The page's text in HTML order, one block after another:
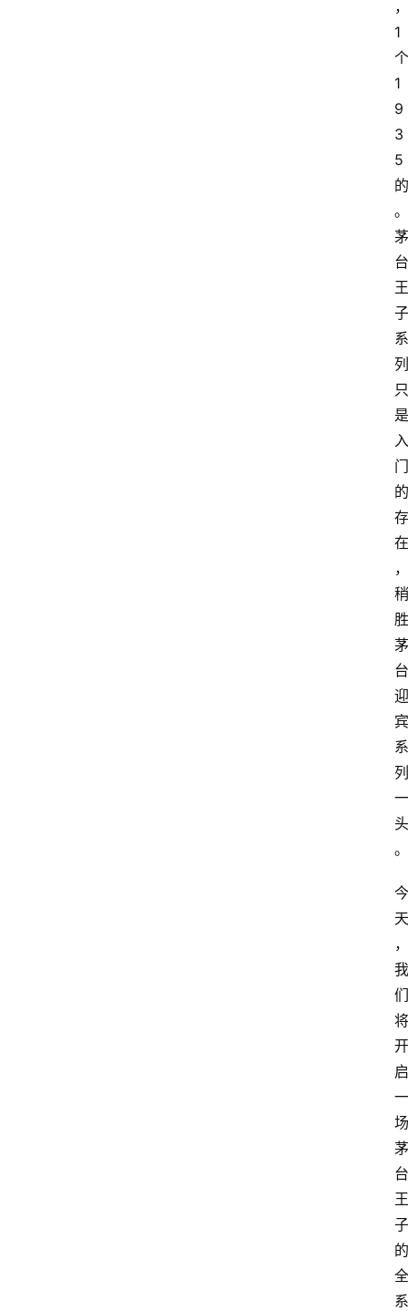
，
1
个
1
9
3
5
的
。
茅
台
王
子
系
列
只
是
入
门
的
存
在
，
稍
胜
茅
台
迎
宾
系
列
一
头
。
今
天
，
我
们
将
开
启
一
场
茅
台
王
子
的
全
系